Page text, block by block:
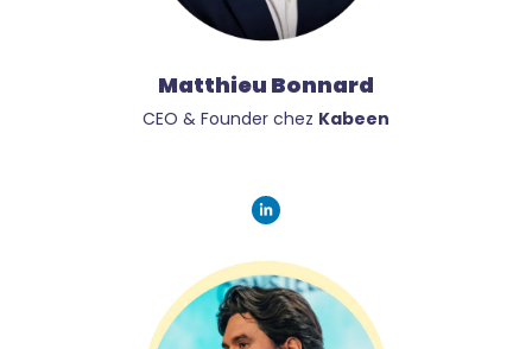
Matthieu Bonnard
CEO & Founder chez Kabeen